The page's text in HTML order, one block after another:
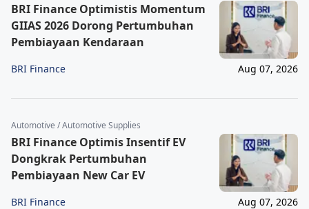
BRI Finance Optimistis Momentum
GIIAS 2026 Dorong Pertumbuhan
Pembiayaan Kendaraan
BRI Finance Aug 07, 2026
Automotive / Automotive Supplies
BRI Finance Optimis Insentif EV
Dongkrak Pertumbuhan
Pembiayaan New Car EV
BRI Finance Aug 07, 2026